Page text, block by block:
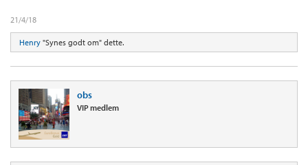
21/4/18
Henry "Synes godt om" dette.
obs
VIP medlem